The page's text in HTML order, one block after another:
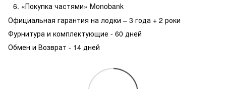
«Покупка частями» Monobank
Официальная гарантия на лодки – 3 года + 2 роки
Фурнитура и комплектующие - 60 дней
Обмен и Возврат - 14 дней